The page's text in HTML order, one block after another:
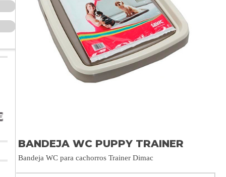
BANDEJA WC PUPPY TRAINER
Bandeja WC para cachorros Trainer Dimac